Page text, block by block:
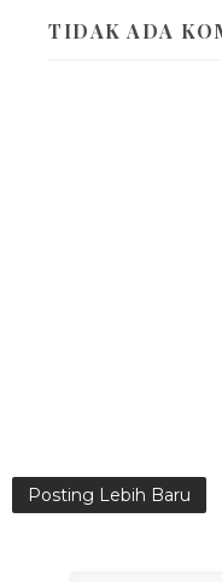
TIDAK ADA
Posting Lebih Baru